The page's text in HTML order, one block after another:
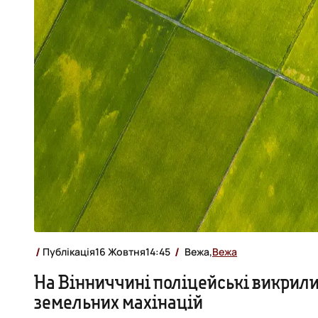
Публікація16 Жовтня14:45 Вежа,Вежа
На Вінниччині поліцейські
земельних махінацій